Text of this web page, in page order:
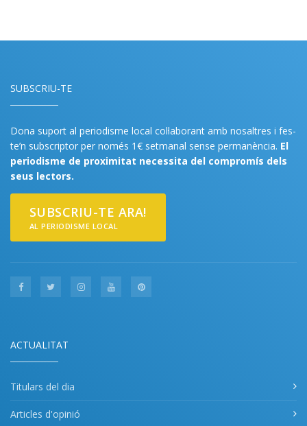
SUBSCRIU-TE
Dona suport al periodisme local col·laborant amb nosaltres i fes-
te’n subscriptor per només 1€ setmanal sense permanència. El
periodisme de proximitat necessita del compromís dels
seus lectors.
SUBSCRIU-TE ARA!
AL PERIODISME LOCAL
ACTUALITAT
Titulars del dia
Articles d'opinió